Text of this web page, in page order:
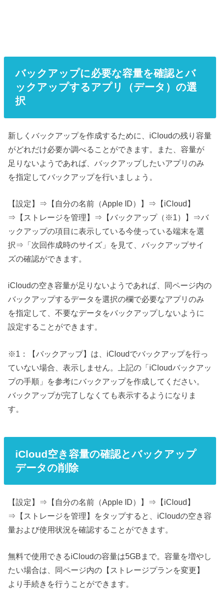
バックアップに必要な容量を確認とバ
ックアップするアプリ（データ）の選
択
新しくバックアップを作成するために、iCloudの残り容量
がどれだけ必要か調べることができます。また、容量が
足りないようであれば、バックアップしたいアプリのみ
を指定してバックアップを行いましょう。
【設定】⇒【自分の名前（Apple ID）】⇒【iCloud】
⇒【ストレージを管理】⇒【バックアップ（※1）】⇒バ
ックアップの項目に表示している今使っている端末を選
択⇒「次回作成時のサイズ」を見て、バックアップサイ
ズの確認ができます。
iCloudの空き容量が足りないようであれば、同ページ内の
バックアップするデータを選択の欄で必要なアプリのみ
を指定して、不要なデータをバックアップしないように
設定することができます。
※1：【バックアップ】は、iCloudでバックアップを行っ
ていない場合、表示しません。上記の「iCloudバックアッ
プの手順」を参考にバックアップを作成してください。
バックアップが完了しなくても表示するようになりま
す。
iCloud空き容量の確認とバックアップ
データの削除
【設定】⇒【自分の名前（Apple ID）】⇒【iCloud】
⇒【ストレージを管理】をタップすると、iCloudの空き容
量および使用状況を確認することができます。
無料で使用できるiCloudの容量は5GBまで。容量を増やし
たい場合は、同ページ内の【ストレージプランを変更】
より手続きを行うことができます。